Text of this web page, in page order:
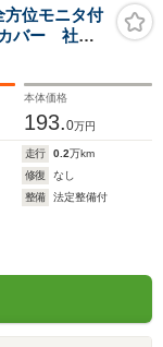
位モニタ付
バー 社用
セーフテ
ボディ 電
本体価格
193.0万円
走行 0.2万km
修復
なし
整備
法定整備付